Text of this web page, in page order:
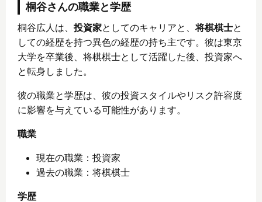
桐谷さんの職業と学歴
桐谷広人は、 投資家としてのキャリアと、将棋棋士と
しての経歴を持つ異色の経歴の持ち主です。彼は東京
大学を卒業後、将棋棋士として活躍した後、投資家へ
と転身しました。
彼の職業と学歴は、彼の投資スタイルやリスク許容度
に影響を与えている可能性があります。
職業
現在の職業：投資家
過去の職業：将棋棋士
学歴